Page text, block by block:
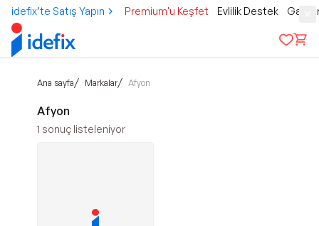
idefix’te Satış Yapın Premium'u Keşfet Evlilik Destek
Ana sayfa/ Markalar/ Afyon
Afyon
1 sonuç listeleniyor